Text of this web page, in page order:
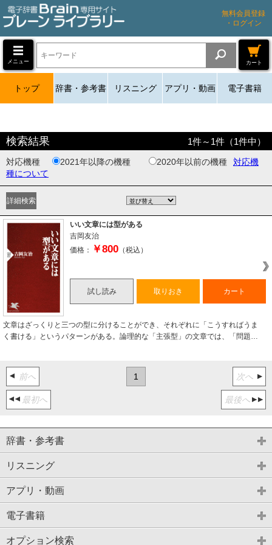
無料会員登録
・ログイン
メニュー カート
トップ 辞書・参考書 リスニング アプリ・動画 電子書籍
検索結果 1件～ 1件（1件中）
対応機種 2021年以降の機種 2020年以前の機種
対応機
種について
いい文章には型がある
吉岡友治
価格：
￥800 （税込）
試し読み 取りおき カート
文章はざっくりと三つの型に分けることができ、それぞれに「こうすればうま
く書ける」というパターンがある。論理的な「主張型」の文章では、「問題…
最初へ
前へ 1 次へ
最後へ
辞書・参考書
リスニング
アプリ・動画
電子書籍
オプション検索